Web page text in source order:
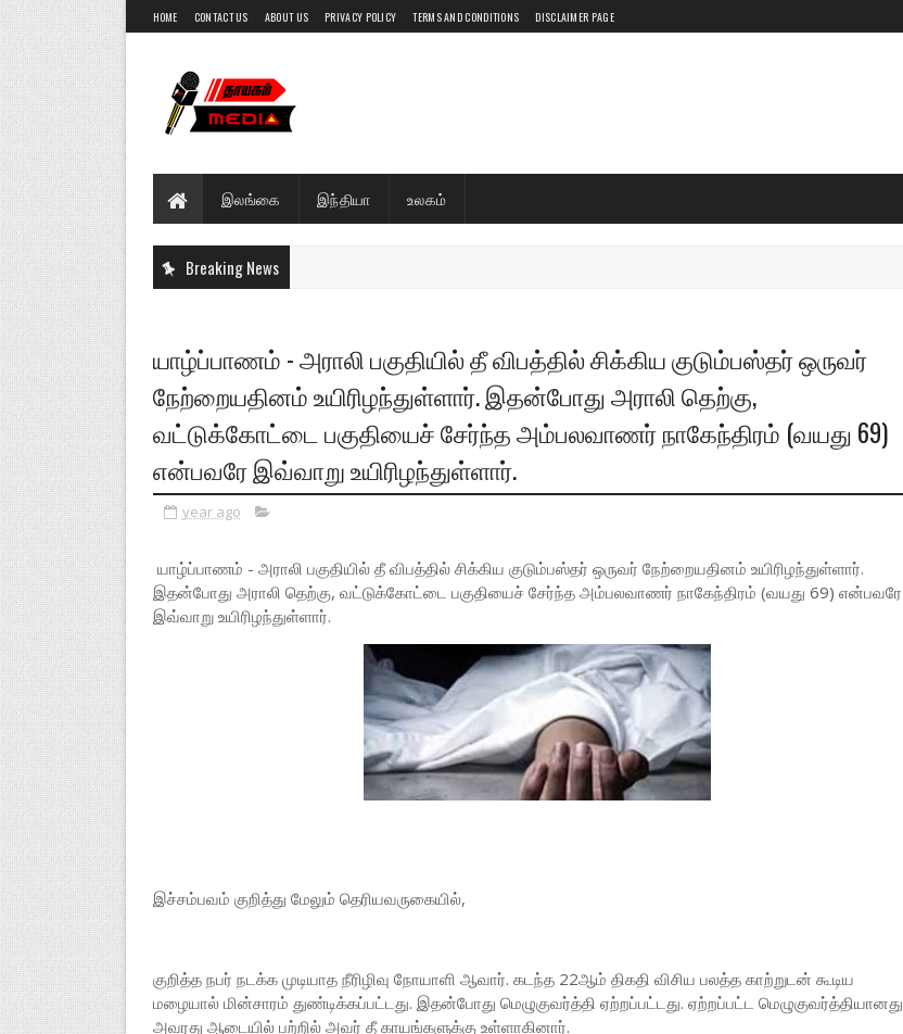
HOME CONTACT US ABOUT US PRIVACY POLICY TERMS AND CONDITIONS DISCLAIMER PAGE
இலங்கை இந்தியா உலகம்
Breaking News
யாழ்ப்பாணம் - அராலி பகுதியில் தீ விபத்தில் சிக்கிய குடும்பஸ்தர் ஒருவர்
நேற்றையதினம் உயிரிழந்துள்ளார். இதன்போது அராலி தெற்கு,
வட்டுக்கோட்டை பகுதியைச் சேர்ந்த அம்பலவாணர் நாகேந்திரம் (வயது 69)
என்பவரே இவ்வாறு உயிரிழந்துள்ளார்.
year ago
யாழ்ப்பாணம் - அராலி பகுதியில் தீ விபத்தில் சிக்கிய குடும்பஸ்தர் ஒருவர் நேற்றையதினம் உயிரிழந்துள்ளார்.
இதன்போது அராலி தெற்கு, வட்டுக்கோட்டை பகுதியைச் சேர்ந்த அம்பலவாணர் நாகேந்திரம் (வயது 69) என்பவரே
இவ்வாறு உயிரிழந்துள்ளார்.
இச்சம்பவம் குறித்து மேலும் தெரியவருகையில்,
குறித்த நபர் நடக்க முடியாத நீரிழிவு நோயாளி ஆவார். கடந்த 22ஆம் திகதி விசிய பலத்த காற்றுடன் கூடிய
மழையால் மின்சாரம் துண்டிக்கப்பட்டது. இதன்போது மெழுகுவர்த்தி ஏற்றப்பட்டது. ஏற்றப்பட்ட மெழுகுவர்த்தியானது
அவரது ஆடையில் பற்றில் அவர் தீ காயங்களுக்கு உள்ளாகினார்.